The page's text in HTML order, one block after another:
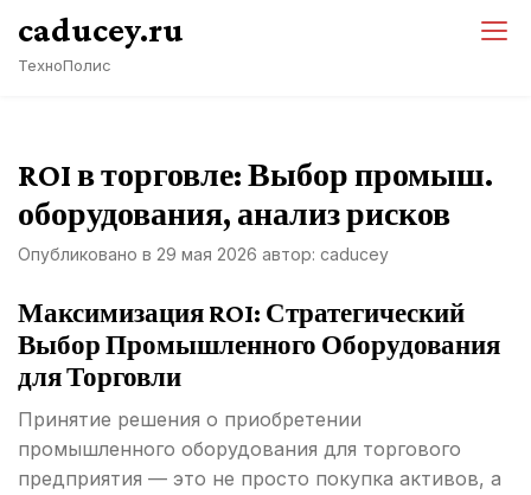
Перейти
содержимому
caducey.ru
ТехноПолис
ROI в торговле: Выбор промыш.
оборудования, анализ рисков
Опубликовано в 29 мая 2026 автор: caducey
Максимизация ROI: Стратегический
Выбор Промышленного Оборудования
для Торговли
Принятие решения о приобретении
промышленного оборудования для торгового
предприятия — это не просто покупка активов, а